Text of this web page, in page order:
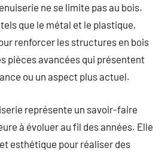
ne se limite pas au bois.
que le métal et le plastique,
renforcer les structures en bois
pièces avancées qui présentent
ou un aspect plus actuel.
représente un savoir-faire
à évoluer au fil des années. Elle
esthétique pour réaliser des